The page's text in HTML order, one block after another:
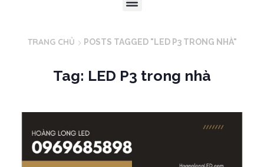
TRANG CHỦ POSTS TAGGED "LED P3 TRONG NHÀ"
Tag: LED P3 trong nhà